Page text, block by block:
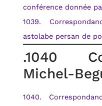
conférence donnée
1039.
astolabe persan de
.1040
Michel-
1040.